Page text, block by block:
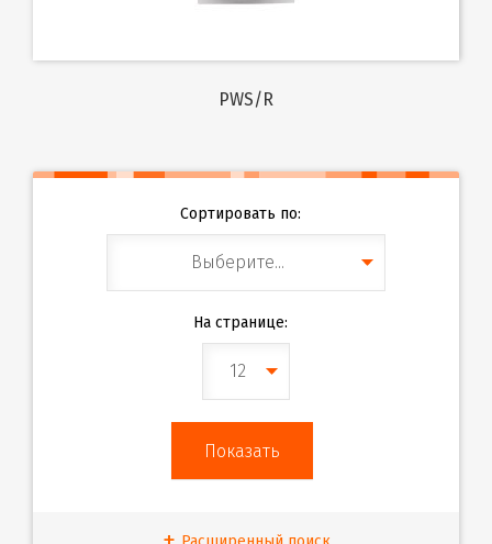
PWS/R
Сортировать по:
Выберите...
На странице:
12